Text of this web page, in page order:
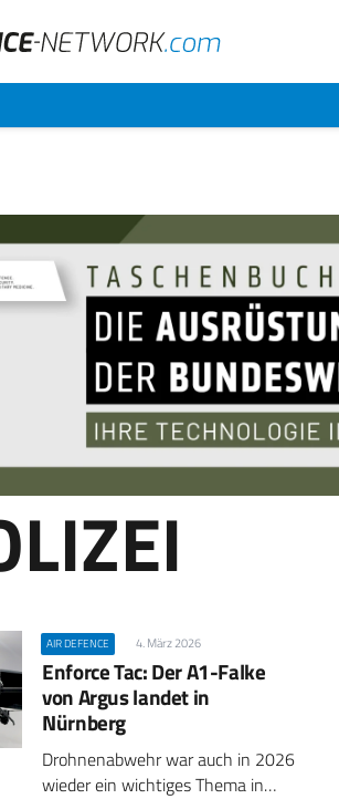
AIR DEFENCE 4. März 2026
Enforce Tac: Der A1-Falke
von Argus landet in
Nürnberg
Drohnenabwehr war auch in 2026
wieder ein wichtiges Thema in…